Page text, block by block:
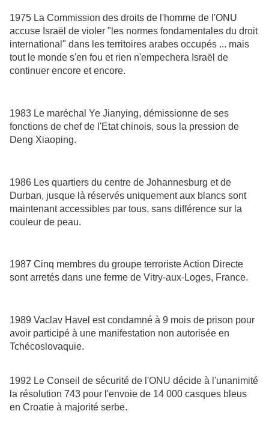
1975 La Commission des droits de l'homme de l'ONU
accuse Israël de violer "les normes fondamentales du droit
international" dans les territoires arabes occupés ... mais
tout le monde s'en fou et rien n'empechera Israël de
continuer encore et encore.
1983 Le maréchal Ye Jianying, démissionne de ses
fonctions de chef de l'Etat chinois, sous la pression de
Deng Xiaoping.
1986 Les quartiers du centre de Johannesburg et de
Durban, jusque là réservés uniquement aux blancs sont
maintenant accessibles par tous, sans différence sur la
couleur de peau.
1987 Cinq membres du groupe terroriste Action Directe
sont arretés dans une ferme de Vitry-aux-Loges, France.
1989 Vaclav Havel est condamné à 9 mois de prison pour
avoir participé à une manifestation non autorisée en
Tchécoslovaquie.
1992 Le Conseil de sécurité de l'ONU décide à l'unanimité
la résolution 743 pour l'envoie de 14 000 casques bleus
en Croatie à majorité serbe.